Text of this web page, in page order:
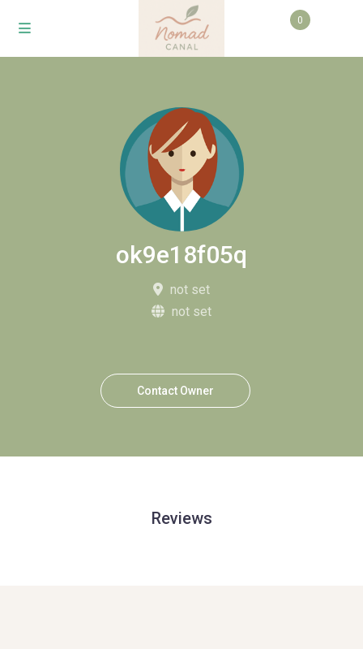
0
ok9e18f05q
not set
not set
Contact Owner
Reviews